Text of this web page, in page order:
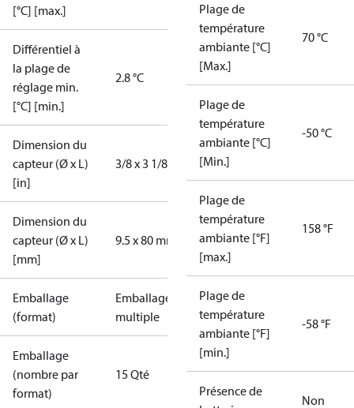
[°C] [max.]
Différentiel à
la plage de
réglage min.
[°C] [min.]
2.8 °C
Dimension du
capteur (Ø x L)
[in]
3/8 x 3 1/8 in
Dimension du
capteur (Ø x L)
[mm]
9.5 x 80 mm
Emballage
(format)
Emballage
multiple
Emballage
(nombre par
format)
15 Qté
Plage de
température
ambiante [°C]
[Max.]
70 °C
Plage de
température
ambiante [°C]
[Min.]
-50 °C
Plage de
température
ambiante [°F]
[max.]
158 °F
Plage de
température
ambiante [°F]
[min.]
-58 °F
Présence de
Non